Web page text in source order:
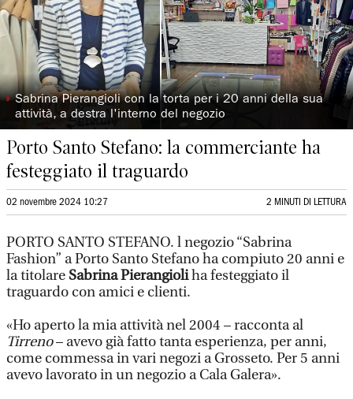
◗Sabrina Pierangioli con la torta per i 20 anni della sua
attività, a destra l'interno del negozio
Porto Santo Stefano: la commerciante ha
festeggiato il traguardo
02 novembre 2024 10:27 2 MINUTI DI LETTURA
PORTO SANTO STEFANO. l negozio “Sabrina
Fashion” a Porto Santo Stefano ha compiuto 20 anni e
la titolare Sabrina Pierangioliha festeggiato il
traguardo con amici e clienti.
«Ho aperto la mia attività nel 2004 – racconta al
Tirreno– avevo già fatto tanta esperienza, per anni,
come commessa in vari negozi a Grosseto. Per 5 anni
avevo lavorato in un negozio a Cala Galera».